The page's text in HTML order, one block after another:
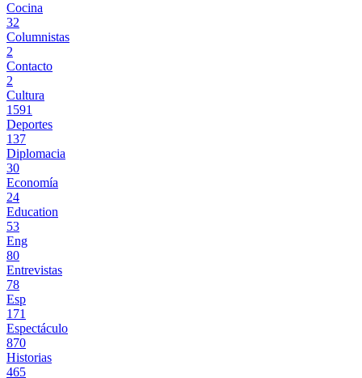
Cocina
32
Columnistas
2
Contacto
2
Cultura
1591
Deportes
137
Diplomacia
30
Economía
24
Education
53
Eng
80
Entrevistas
78
Esp
171
Espectáculo
870
Historias
465